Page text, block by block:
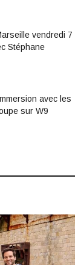
vendredi 7
Stéphane
avec les
sur W9